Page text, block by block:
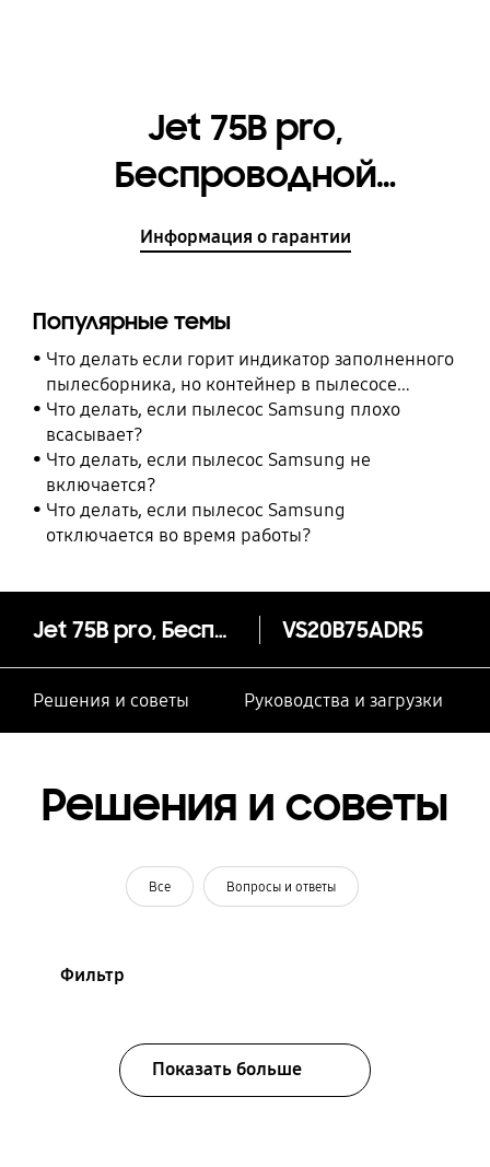
Jet 75B pro,
Беспроводной
пылесос
Информация о гарантии
Популярные темы
Что делать если горит индикатор заполненного
пылесборника, но контейнер в пылесосе
Samsung пустой
Что делать, если пылесос Samsung плохо
всасывает?
Что делать, если пылесос Samsung не
включается?
Что делать, если пылесос Samsung
отключается во время работы?
Jet 75B pro, Беспроводной пылесос VS20B75ADR5
Решения и советы Руководства и загрузки
Решения и советы
Все Вопросы и ответы
Фильтр
Показать больше